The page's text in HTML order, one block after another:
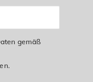
gemäß